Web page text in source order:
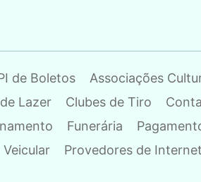
de Boletos Associações
Lazer Clubes de Tiro
Funerária
Provedores de Internet